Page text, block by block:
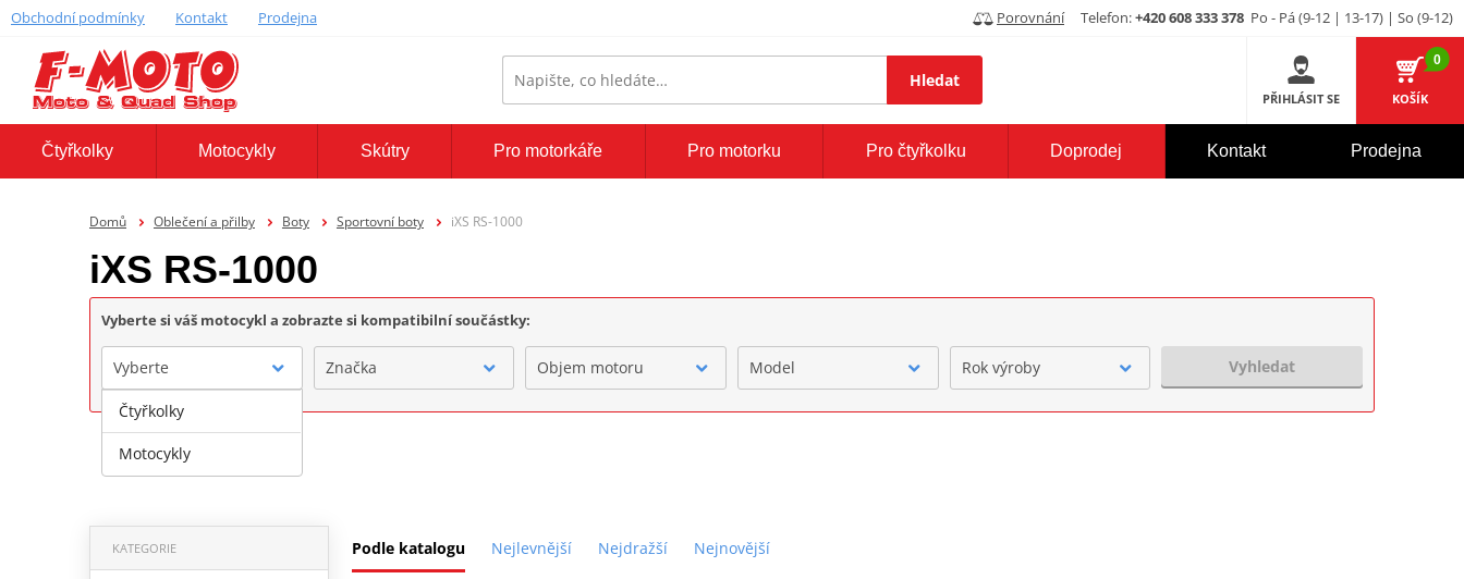
Obchodní podmínky Kontakt Prodejna Porovnání Telefon:+420 608 333 378 Po - Pá (9-12 | 13-17) | So (9-12)
Hledat
PŘIHLÁSIT SE
0
KOŠÍK
Čtyřkolky Motocykly Skútry Pro motorkáře Pro motorku Pro čtyřkolku Doprodej Kontakt Prodejna
Domů Oblečení a přilby Boty Sportovní boty iXS RS-1000
iXS RS-1000
Vyberte si váš motocykl a zobrazte si kompatibilní součástky:
Vyberte Značka Objem motoru Model Rok výroby Vyhledat
Podle katalogu Nejlevnější Nejdražší Nejnovější
KATEGORIE
Čtyřkolky
Motocykly